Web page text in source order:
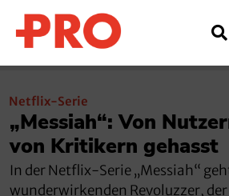
Netflix-Serie
„Messiah“: Von
von Kritikern gehasst
In der Netflix-Serie „Messiah“
wunderwirkenden Revoluzzer,